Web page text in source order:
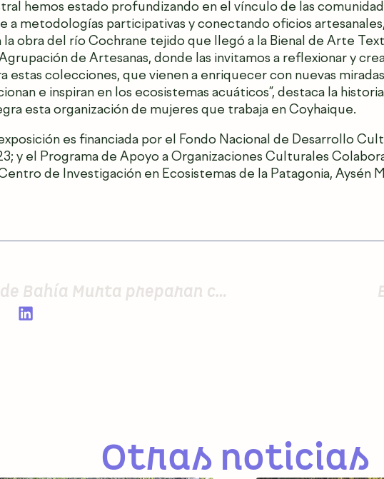
hemos estado profundizando en el vínculo de las
a metodologías participativas y conectando oficios
la obra del río Cochrane tejido que llegó a la Bienal de Arte
de Artesanas, donde las invitamos a reflexionar y
estas colecciones, que vienen a enriquecer con nuevas
e inspiran en los ecosistemas acuáticos”, destaca la
esta organización de mujeres que trabaja en Coyhaique.
es financiada por el Fondo Nacional de Desarrollo
y el Programa de Apoyo a Organizaciones Culturales
de Investigación en Ecosistemas de la Patagonia, Aysén
Artesanas de Bahía Murta preparan colección textil inspirada en los ecosistemas naturales que habitan
Otras noticias